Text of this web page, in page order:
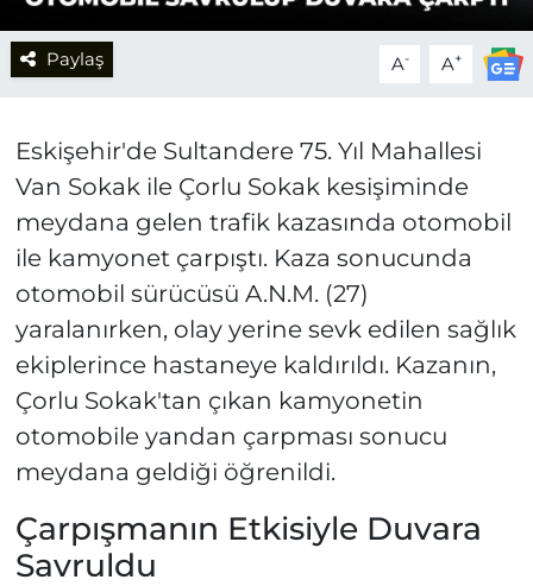
Paylaş A- A+
Eskişehir'de Sultandere 75. Yıl Mahallesi
Van Sokak ile Çorlu Sokak kesişiminde
meydana gelen trafik kazasında otomobil
ile kamyonet çarpıştı. Kaza sonucunda
otomobil sürücüsü A.N.M. (27)
yaralanırken, olay yerine sevk edilen sağlık
ekiplerince hastaneye kaldırıldı. Kazanın,
Çorlu Sokak'tan çıkan kamyonetin
otomobile yandan çarpması sonucu
meydana geldiği öğrenildi.
Çarpışmanın Etkisiyle Duvara
Savruldu